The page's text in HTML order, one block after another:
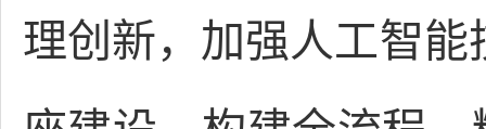
理创新，加强人工智能